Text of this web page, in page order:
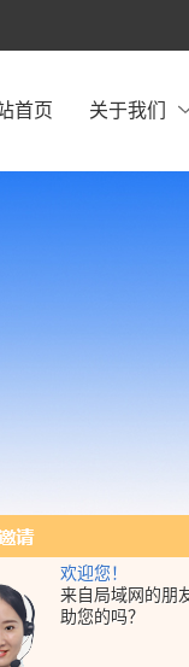
欢迎您！
来自局域网的朋
助您的吗？
首页 关于我们